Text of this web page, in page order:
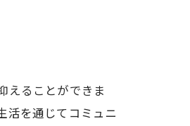
えることができま
活を通じてコミュニ